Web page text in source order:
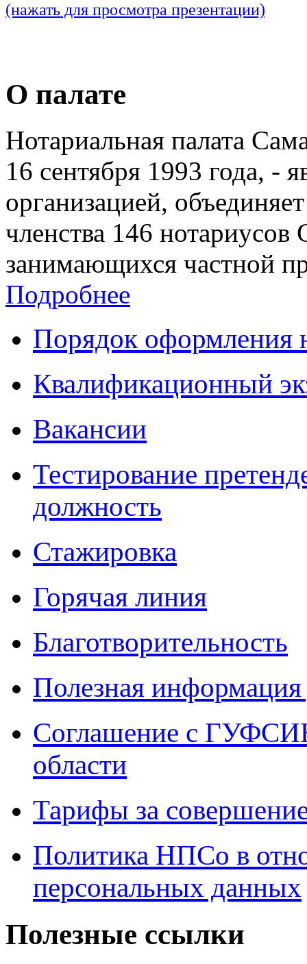
(нажать для просмотра презентации)
О палате
Нотариальная палата
16 сентября 1993 года, -
организацией,
членства 146 нотариусов
занимающихся частной
Подробнее
Порядок оформления
Квалификационный
Вакансии
Тестирование
должность
Стажировка
Горячая линия
Благотворительность
Полезная
Соглашение с
области
Тарифы за
Политика НПСо в
персональных данных
Полезные ссылки